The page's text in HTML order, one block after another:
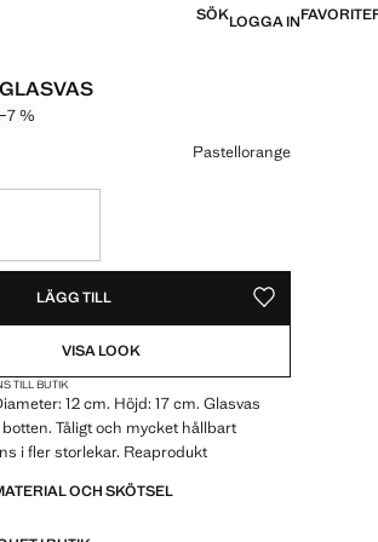
SÖKLOGGA IN
överstruket [149 kr ]
kr ]
%
Pastellorange
LÄGG TILL SPARA SOM
VISA LOOK
TILL BUTIK
12 cm. Höjd: 17 cm. Glasvas
Tåligt och mycket hållbart
i fler storlekar. Reaprodukt
OCH SKÖTSEL